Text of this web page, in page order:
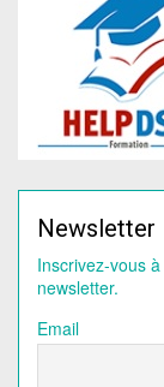
Newsletter
Inscrivez-vous
newsletter.
Email